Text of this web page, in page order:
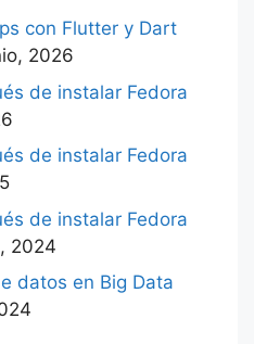
con Flutter y Dart
2026
de instalar Fedora
de instalar Fedora
de instalar Fedora
2024
datos en Big Data